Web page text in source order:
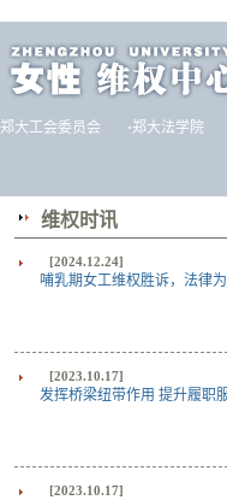
郑大工会委员会 ·郑大法学院
维权时讯
[2024.12.24]
哺乳期女工维权胜诉，法律
[2023.10.17]
发挥桥梁纽带作用 提升履职
[2023.10.17]